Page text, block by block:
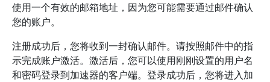
使用一个有效的邮箱地址，因为您可能需要通过邮件确认
您的账户。
注册成功后，您将收到一封确认邮件。请按照邮件中的指
示完成账户激活。激活后，您可以使用刚刚设置的用户名
和密码登录到加速器的客户端。登录成功后，您将进入加